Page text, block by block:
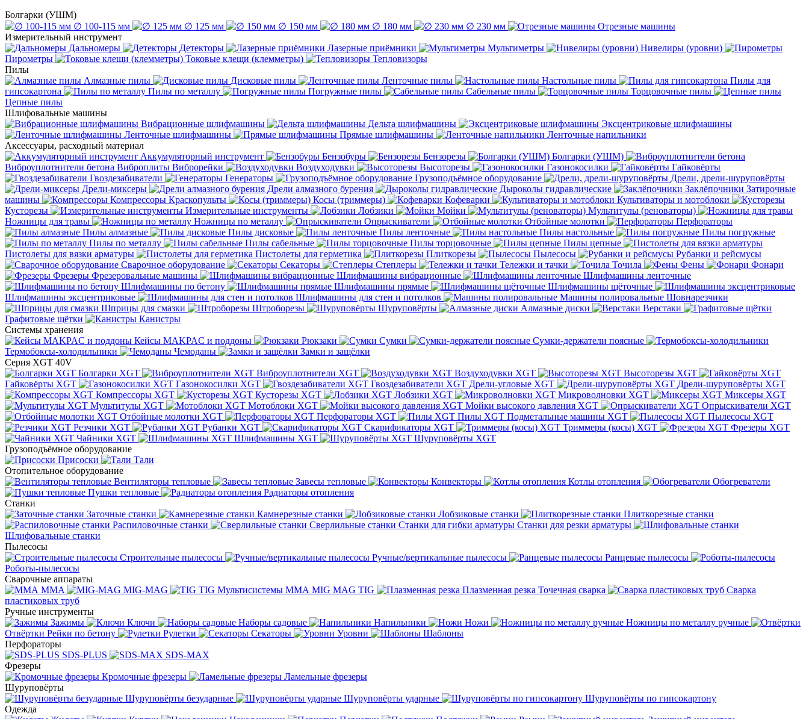
Болгарки (УШМ)
∅ 100-115 мм
∅ 125 мм ∅ 150 мм ∅ 180 мм ∅ 230 мм
Отрезные машины
Измерительный инструмент
Дальномеры
Детекторы Лазерные приёмники Мультиметры
Нивелиры (уровни)
Пирометры
Токовые клещи (клемметры)
Тепловизоры
Пилы
Алмазные пилы
Дисковые пилы Ленточные пилы Настольные пилы
Пилы для
гипсокартона
Пилы по металлу Погружные пилы Сабельные пилы
Торцовочные пилы
Цепные пилы
Шлифовальные машины
Вибрационные шлифмашины
Дельта шлифмашины
Эксцентриковые шлифмашины
Ленточные шлифмашины
Прямые шлифмашины
Ленточные напильники
Аксессуары, расходный материал
Аккумуляторный инструмент
Бензобуры Бензорезы
Болгарки (УШМ)
Виброуплотнители бетона Виброплиты Виброрейки Воздуходувки Высоторезы Газонокосилки
Гайковёрты
Гвоздезабиватели
Генераторы Грузоподъёмное оборудование
Дрели, дрели-шуруповёрты
Дрели-миксеры
Дрели алмазного бурения Дыроколы гидравлические Заклёпочники Затирочные
машины
Компрессоры Краскопульты Косы (триммеры) Кофеварки
Культиваторы и мотоблоки
Кусторезы
Измерительные инструменты Лобзики Мойки
Мультитулы (реноваторы)
Ножницы для травы
Ножницы по металлу Опрыскиватели Отбойные молотки
Перфораторы
Пилы алмазные
Пилы дисковые Пилы ленточные Пилы настольные
Пилы погружные
Пилы по металлу
Пилы сабельные Пилы торцовочные
Пилы цепные
Пистолеты для вязки арматуры
Пистолеты для герметика Плиткорезы Пылесосы
Рубанки и рейсмусы
Сварочное оборудование
Секаторы Степлеры Тележки и тачки Точила Фены
Фонари
Фрезеры Фрезеровальные машины Шлифмашины вибрационные
Шлифмашины ленточные
Шлифмашины по бетону
Шлифмашины прямые
Шлифмашины щёточные
Шлифмашины эксцентриковые
Шлифмашины для стен и потолков Машины полировальные Шовнарезчики
Шприцы для смазки
Штроборезы Шуруповёрты Алмазные диски
Верстаки
Графитовые щётки
Канистры
Системы хранения
Кейсы MAKPAC и поддоны
Рюкзаки Сумки
Сумки-держатели поясные
Термобоксы-холодильники
Чемоданы
Замки и защёлки
Серия XGT 40V
Болгарки XGT
Виброуплотнители XGT Воздуходувки XGT
Высоторезы XGT
Гайковёрты XGT
Газонокосилки XGT Гвоздезабиватели XGT Дрели-угловые XGT
Дрели-шуруповёрты XGT
Компрессоры XGT
Кусторезы XGT Лобзики XGT Микроволновки XGT
Миксеры XGT
Мультитулы XGT
Мотоблоки XGT Мойки высокого давления XGT
Опрыскиватели XGT
Отбойные молотки XGT
Перфораторы XGT Пилы XGT Подметальные машины XGT
Пылесосы XGT
Резчики XGT
Рубанки XGT Скарификаторы XGT Триммеры (косы) XGT
Фрезеры XGT
Чайники XGT
Шлифмашины XGT
Шуруповёрты XGT
Грузоподъёмное оборудование
Присоски
Тали
Отопительное оборудование
Вентиляторы тепловые
Завесы тепловые Конвекторы Котлы отопления
Обогреватели
Пушки тепловые
Радиаторы отопления
Станки
Заточные станки
Камнерезные станки Лобзиковые станки
Плиткорезные станки
Распиловочные станки
Сверлильные станки Станки для гибки арматуры Станки для резки арматуры
Шлифовальные станки
Пылесосы
Строительные пылесосы
Ручные/вертикальные пылесосы
Ранцевые пылесосы
Роботы-пылесосы
Сварочные аппараты
MMA
MIG-MAG TIG Мультисистемы ММА MIG MAG TIG Плазменная резка Точечная сварка
Cварка
пластиковых труб
Ручные инструменты
Зажимы
Ключи Наборы садовые Напильники Ножи
Ножницы по металлу ручные
Отвёртки Рейки по бетону Рулетки Секаторы Уровни
Шаблоны
Перфораторы
SDS-PLUS
SDS-MAX
Фрезеры
Кромочные фрезеры
Ламельные фрезеры
Шуруповёрты
Шуруповёрты безударные
Шуруповёрты ударные
Шуруповёрты по гипсокартону
Одежда